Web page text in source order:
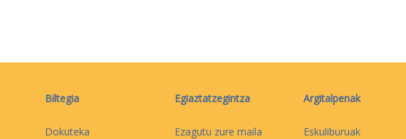
Biltegia
Dokuteka
Egiaztatzegintza
Ezagutu zure maila
Argitalpenak
Eskuliburuak